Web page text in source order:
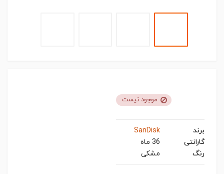
موجود نیست
برند
SanDisk
گارانتی
36 ماه
رنگ
مشکی